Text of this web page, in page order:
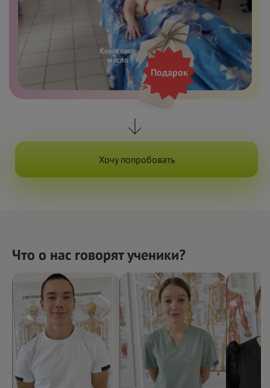
Подарок
Кокосовое
масло
Хочу попробовать
Что о нас говорят ученики?